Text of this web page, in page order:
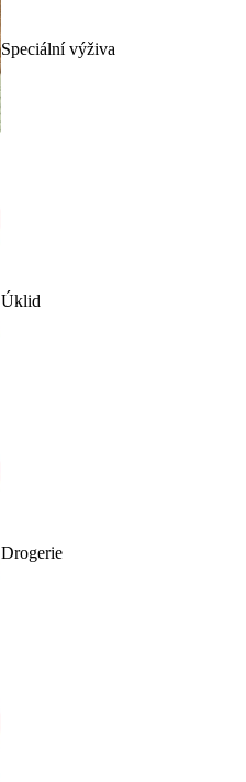
Speciální výživa
Úklid
Drogerie